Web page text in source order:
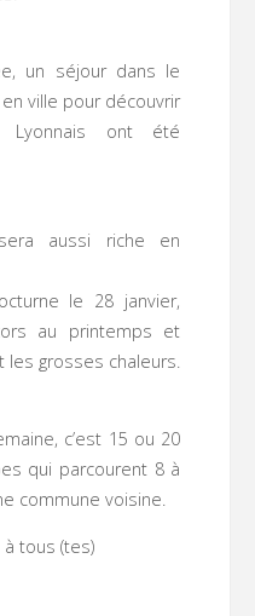
un séjour dans le
ville pour découvrir
Lyonnais ont été
aussi riche en
le 28 janvier,
au printemps et
les grosses chaleurs.
c’est 15 ou 20
qui parcourent 8 à
commune voisine.
tous (tes)